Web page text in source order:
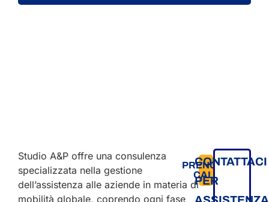
Studio A&P offre una consulenza
specializzata nella gestione
dell’assistenza alle aziende in materia di
mobilità globale, coprendo ogni fase
PRENOTA
CALL
CONTATTACI
PER